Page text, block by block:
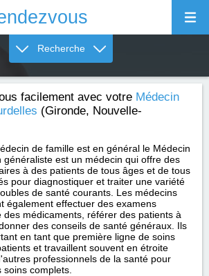
Recherche
facilement avec votre Médecin
(Gironde, Nouvelle-
de famille est en général le Médecin
généraliste est un médecin qui offre des
à des patients de tous âges et de tous
pour diagnostiquer et traiter une variété
de santé courants. Les médecins
également effectuer des examens
des médicaments, référer des patients à
des conseils de santé généraux. Ils
en tant que première ligne de soins
et travaillent souvent en étroite
professionnels de la santé pour
complets.